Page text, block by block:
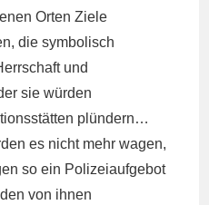
Orten Ziele
die symbolisch
und
sie würden
plündern…
es nicht mehr wagen,
so ein Polizeiaufgebot
von ihnen